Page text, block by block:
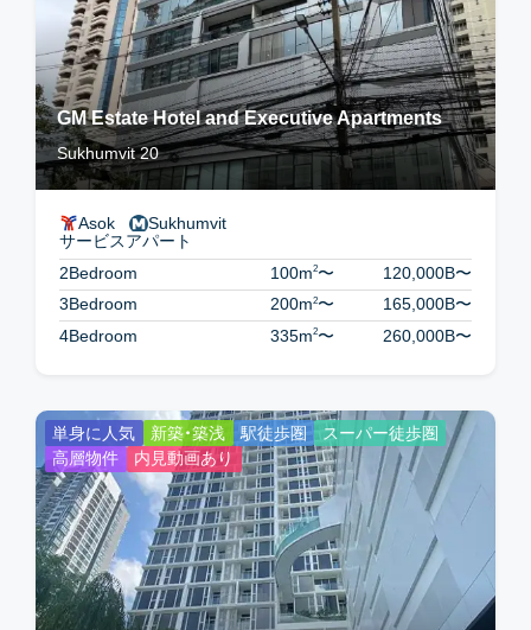
GM Estate Hotel and Executive Apartments
Sukhumvit 20
Asok Sukhumvit
サービスアパート
2Bedroom
100m2〜 120,000B〜
3Bedroom
200m2〜 165,000B〜
4Bedroom
335m2〜 260,000B〜
単身に人気 新築・築浅 駅徒歩圏
スーパー徒歩圏
高層物件
内見動画あり